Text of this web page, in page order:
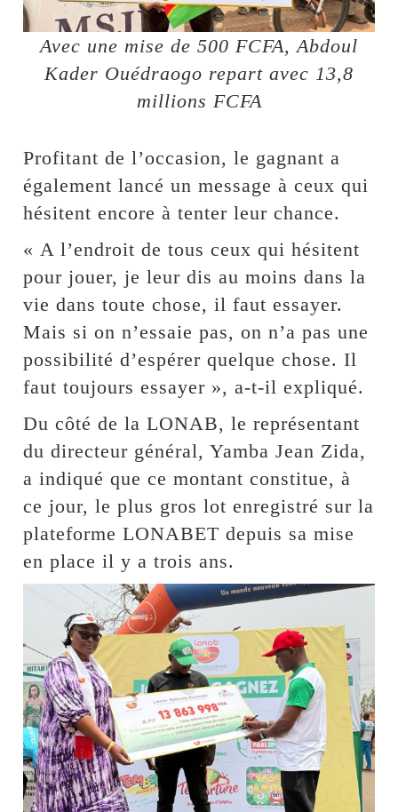
Avec une mise de 500 FCFA, Abdoul
Kader Ouédraogo repart avec 13,8
millions FCFA
Profitant de l’occasion, le gagnant a
également lancé un message à ceux qui
hésitent encore à tenter leur chance.
« A l’endroit de tous ceux qui hésitent
pour jouer, je leur dis au moins dans la
vie dans toute chose, il faut essayer.
Mais si on n’essaie pas, on n’a pas une
possibilité d’espérer quelque chose. Il
faut toujours essayer », a-t-il expliqué.
Du côté de la LONAB, le représentant
du directeur général, Yamba Jean Zida,
a indiqué que ce montant constitue, à
ce jour, le plus gros lot enregistré sur la
plateforme LONABET depuis sa mise
en place il y a trois ans.